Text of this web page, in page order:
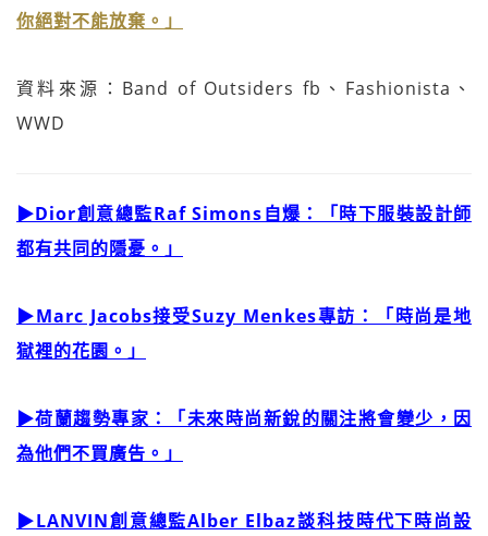
你絕對不能放棄。」
資料來源：Band of Outsiders fb、Fashionista、
WWD
▶Dior創意總監Raf Simons自爆：「時下服裝設計師
都有共同的隱憂。」
▶Marc Jacobs接受Suzy Menkes專訪：「時尚是地
獄裡的花園。」
▶荷蘭趨勢專家：「未來時尚新銳的關注將會變少，因
為他們不買廣告。」
▶LANVIN創意總監Alber Elbaz談科技時代下時尚設